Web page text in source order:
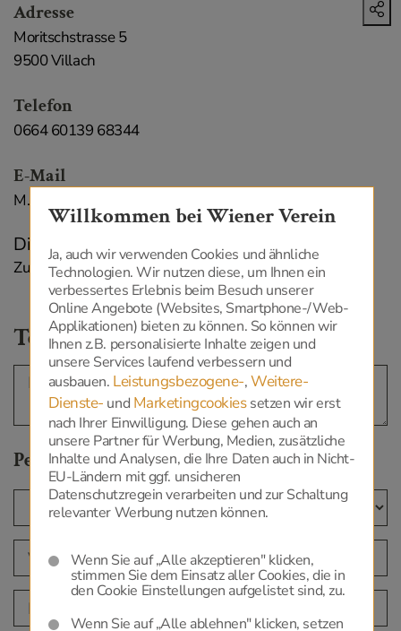
Termin vereinbaren
Persönliche Daten
Adresse
Moritschstrasse 5
9500 Villach
Telefon
0664 60139 68344
E-Mail
M.Radetzky@wienerverein.at
Zurück zur Übersicht
Willkommen bei Wiener Verein
Ja, auch wir verwenden Cookies und ähnliche
Technologien. Wir nutzen diese, um Ihnen ein
verbessertes Erlebnis beim Besuch unserer
Online Angebote (Websites, Smartphone-/Web-
Applikationen) bieten zu können. So können wir
Ihnen z.B. personalisierte Inhalte zeigen und
unsere Services laufend verbessern und
ausbauen. Leistungsbezogene-,Weitere-
Dienste- und Marketingcookiessetzen wir erst
nach Ihrer Einwilligung. Diese gehen auch an
unsere Partner für Werbung, Medien, zusätzliche
Inhalte und Analysen, die Ihre Daten auch in Nicht-
EU-Ländern mit ggf. unsicheren
Datenschutzregein verarbeiten und zur Schaltung
relevanter Werbung nutzen können.
Wenn Sie auf „Alle akzeptieren" klicken,
stimmen Sie dem Einsatz aller Cookies, die in
den Cookie Einstellungen aufgelistet sind, zu.
Wenn Sie auf „Alle ablehnen" klicken, setzen